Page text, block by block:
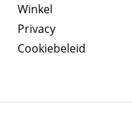
Winkel
Privacy
Cookiebeleid